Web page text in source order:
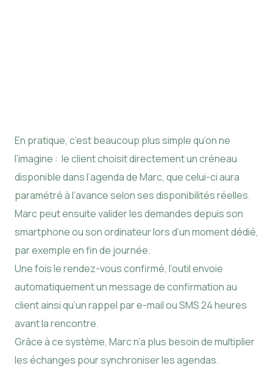
En pratique, c’est beaucoup plus simple qu’on ne
l’imagine : le client choisit directement un créneau
disponible dans l’agenda de Marc, que celui-ci aura
paramétré à l’avance selon ses disponibilités réelles.
Marc peut ensuite valider les demandes depuis son
smartphone ou son ordinateur lors d’un moment dédié,
par exemple en fin de journée.
Une fois le rendez-vous confirmé, l’outil envoie
automatiquement un message de confirmation au
client ainsi qu’un rappel par e-mail ou SMS 24 heures
avant la rencontre.
Grâce à ce système, Marc n’a plus besoin de multiplier
les échanges pour synchroniser les agendas.